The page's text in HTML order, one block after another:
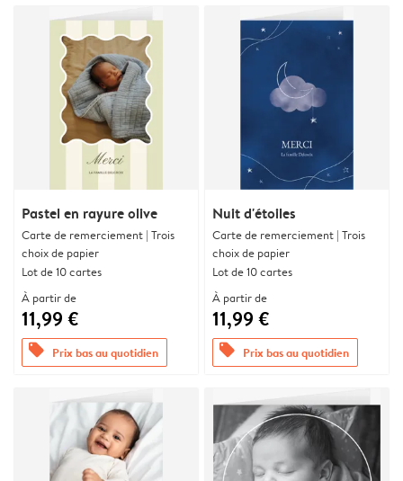
Pastel en rayure olive
Carte de remerciement | Trois
choix de papier
Lot de 10 cartes
À partir de
11,99 €
offers Prix bas au quotidien
Nuit d'étoiles
Carte de remerciement | Trois
choix de papier
Lot de 10 cartes
À partir de
11,99 €
offers Prix bas au quotidien